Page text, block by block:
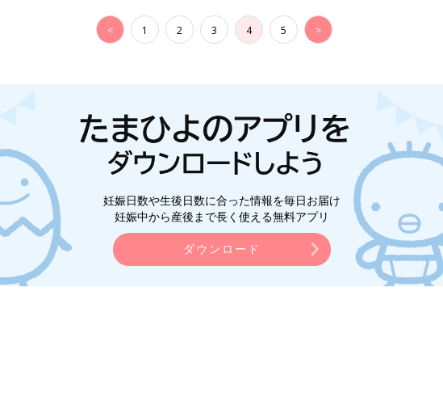
< 1 2 3 4 5 >
妊娠日数や生後日数に合った情報を毎日お届け
妊娠中から産後まで長く使える無料アプリ
ダウンロード